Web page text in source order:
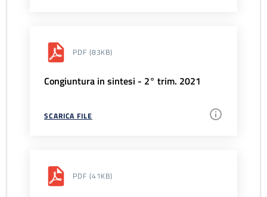
PDF (83KB)
Congiuntura in sintesi - 2° trim. 2021
SCARICA FILE
PDF (41KB)